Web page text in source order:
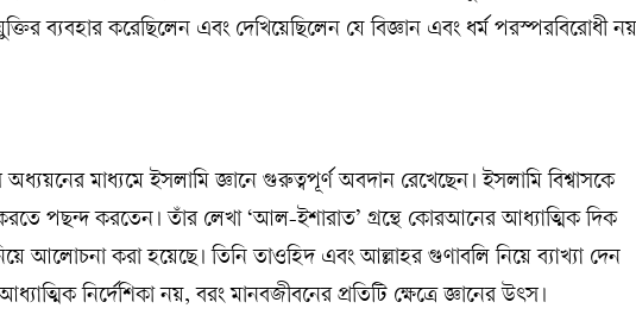
ব্যবহার করেছিলেন এবং দেখিয়েছিলেন যে বিজ্ঞান এবং ধর্ম পরস্পরবিরোধী নয়
মাধ্যমে ইসলামি জ্ঞানে গুরুত্বপূর্ণ অবদান রেখেছেন। ইসলামি বিশ্বাসকে
পছন্দ করতেন। তাঁর লেখা ‘আল-ইশারাত’ গ্রন্থে কোরআনের আধ্যাত্মিক দিক
আলোচনা করা হয়েছে। তিনি তাওহিদ এবং আল্লাহর গুণাবলি নিয়ে ব্যাখ্যা দেন
নির্দেশিকা নয়, বরং মানবজীবনের প্রতিটি ক্ষেত্রে জ্ঞানের উৎস।